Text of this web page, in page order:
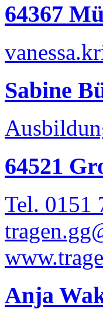
64367
Sabine
64521
Tel. 0151
Anja